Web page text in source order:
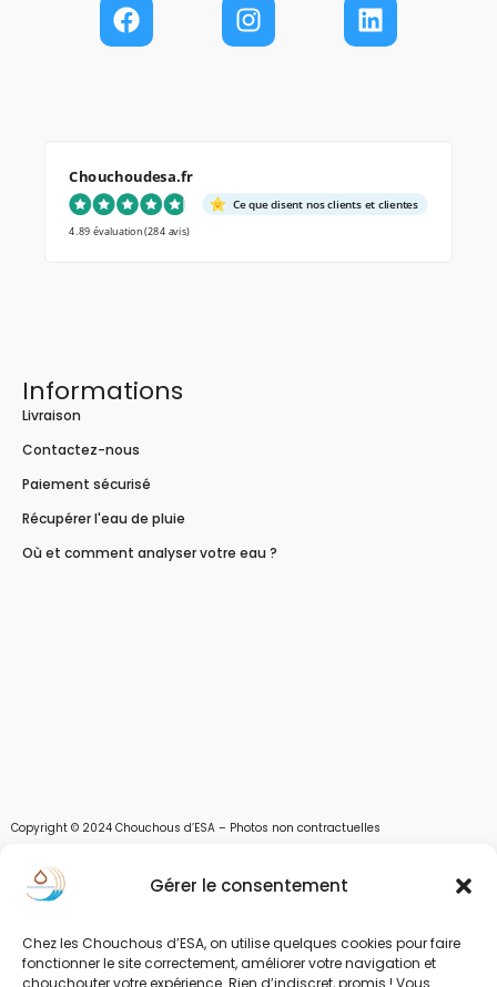
Gérer le consentement
Chez les Chouchous d’ESA, on utilise quelques cookies pour faire
fonctionner le site correctement, améliorer votre navigation et
chouchouter votre expérience. Rien d’indiscret, promis ! Vous
Chouchoudesa.fr
Ce que disent nos clients et clientes
4.89 évaluation(284 avis)
Informations
Livraison
Contactez-nous
Paiement sécurisé
Récupérer l'eau de pluie
Où et comment analyser votre eau ?
Copyright © 2024 Chouchous d’ESA – Photos non contractuelles
Les chouchous d’Esa vous apportent toutes les solutions pour récupérer l’eau de
pluie, et des moyens pour stocker, filtrer, traiter et potabiliser l’eau d’un forage,
Soleil et Air nous proposons également des équipements pour décontaminer de
l’air par photocatalyse ou plasma froid et des équipements solaires.